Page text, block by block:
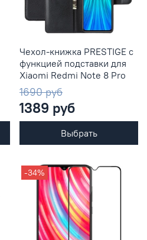
Чехол-книжка PRESTIGE с
функцией подставки для
Xiaomi Redmi Note 8 Pro
1690 руб
1389 руб
Выбрать
-34%